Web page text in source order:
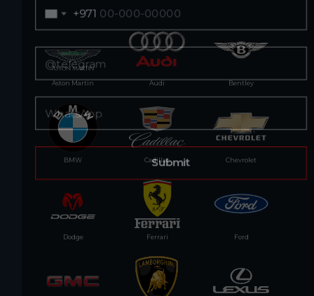
Dodge Ford
BMW
Bentley
Audi
Aston Martin
Ferrari
Chevrolet
Cadillac